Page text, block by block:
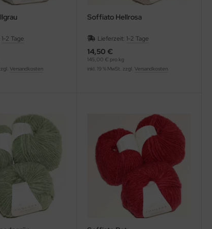
1-2 Tage
Versandkosten
Soffiato Hellrosa
Lieferzeit: 1-2 Tage
14,50 €
145,00 € pro kg
inkl. 19 % MwSt. zzgl. Versandkosten